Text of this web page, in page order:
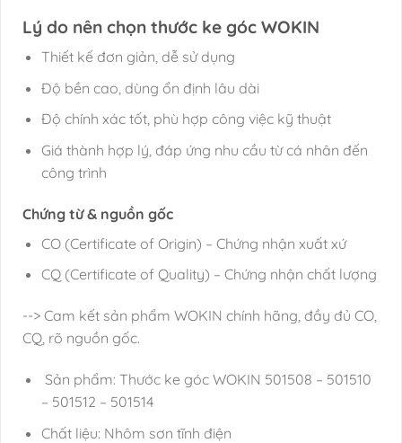
Lý do nên chọn thước ke góc WOKIN
Thiết kế đơn giản, dễ sử dụng
Độ bền cao, dùng ổn định lâu dài
Độ chính xác tốt, phù hợp công việc kỹ thuật
Giá thành hợp lý, đáp ứng nhu cầu từ cá nhân đến
công trình
Chứng từ & nguồn gốc
CO (Certificate of Origin) – Chứng nhận xuất xứ
CQ (Certificate of Quality) – Chứng nhận chất lượng
--> Cam kết sản phẩm WOKIN chính hãng, đầy đủ CO,
CQ, rõ nguồn gốc.
Sản phẩm: Thước ke góc WOKIN 501508 – 501510
– 501512 – 501514
Chất liệu: Nhôm sơn tĩnh điện